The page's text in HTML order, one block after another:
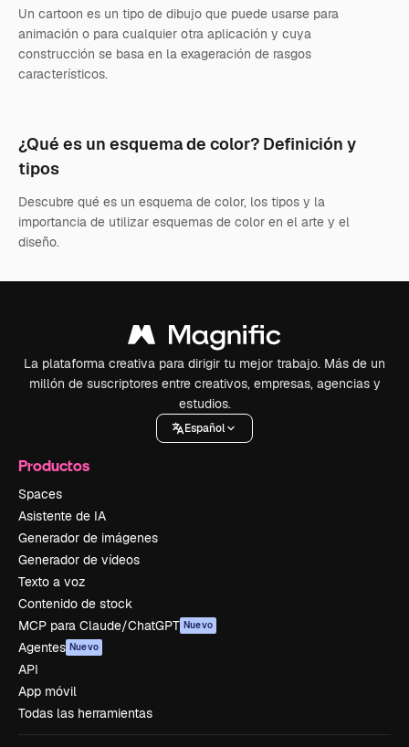
Un cartoon es un tipo de dibujo que puede usarse para
animación o para cualquier otra aplicación y cuya
construcción se basa en la exageración de rasgos
característicos.
¿Qué es un esquema de color? Definición y
tipos
Descubre qué es un esquema de color, los tipos y la
importancia de utilizar esquemas de color en el arte y el
diseño.
La plataforma creativa para dirigir tu mejor trabajo. Más de un
millón de suscriptores entre creativos, empresas, agencias y
estudios.
Español
Productos
Spaces
Asistente de IA
Generador de imágenes
Generador de vídeos
Texto a voz
Contenido de stock
MCP para Claude/ChatGPT Nuevo
Agentes Nuevo
API
App móvil
Todas las herramientas